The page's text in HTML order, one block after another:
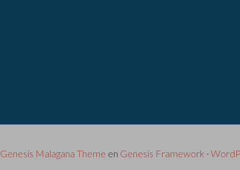
Genesis Malagana Theme en Genesis Framework ·